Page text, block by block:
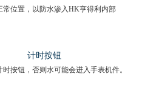
常位置，以防水渗入HK亨得利内部
计时按钮
按钮，否则水可能会进入手表机件。